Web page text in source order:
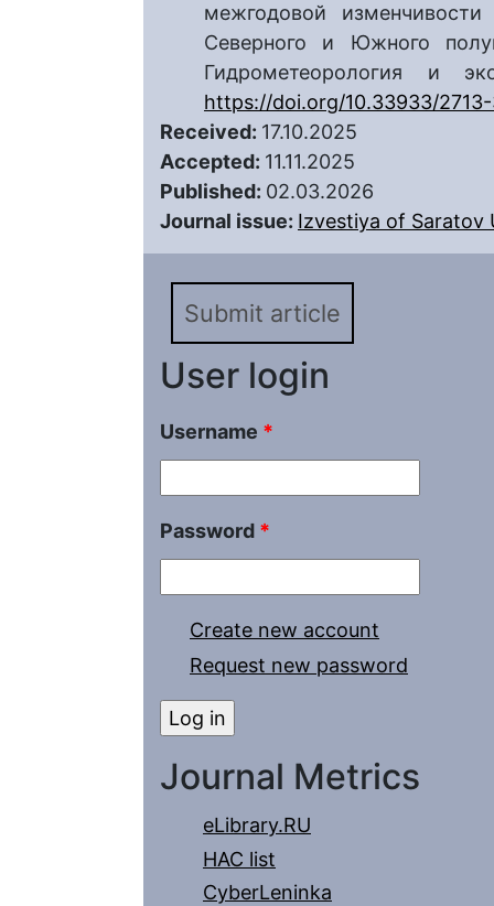
межгодовой изменчивости
Северного и Южного
Гидрометеорология
https://doi.org/10.33933/
Received: 17.10.2025
Accepted: 11.11.2025
Published: 02.03.2026
Journal issue: Izvestiya of Saratov
Submit article
User login
Username *
Password *
Create new account
Request new password
Journal Metrics
eLibrary.RU
HAC list
CyberLeninka